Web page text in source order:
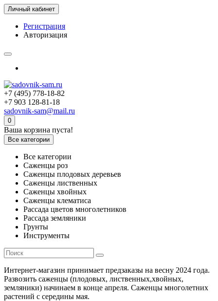
Личный кабинет
Регистрация
Авторизация
+7 (495) 778-18-82
+7 903 128-81-18
sadovnik-sam@mail.ru
0
Ваша корзина пуста!
Все категории
Все категории
Саженцы роз
Саженцы плодовых деревьев
Саженцы лиственных
Саженцы хвойных
Саженцы клематиса
Рассада цветов многолетников
Рассада земляники
Грунты
Инструменты
Интернет-магазин принимает предзаказы на весну 2024 года.
Развозить саженцы (плодовых, лиственных,хвойных,
земляники) начинаем в конце апреля. Саженцы многолетних
растений с середины мая.